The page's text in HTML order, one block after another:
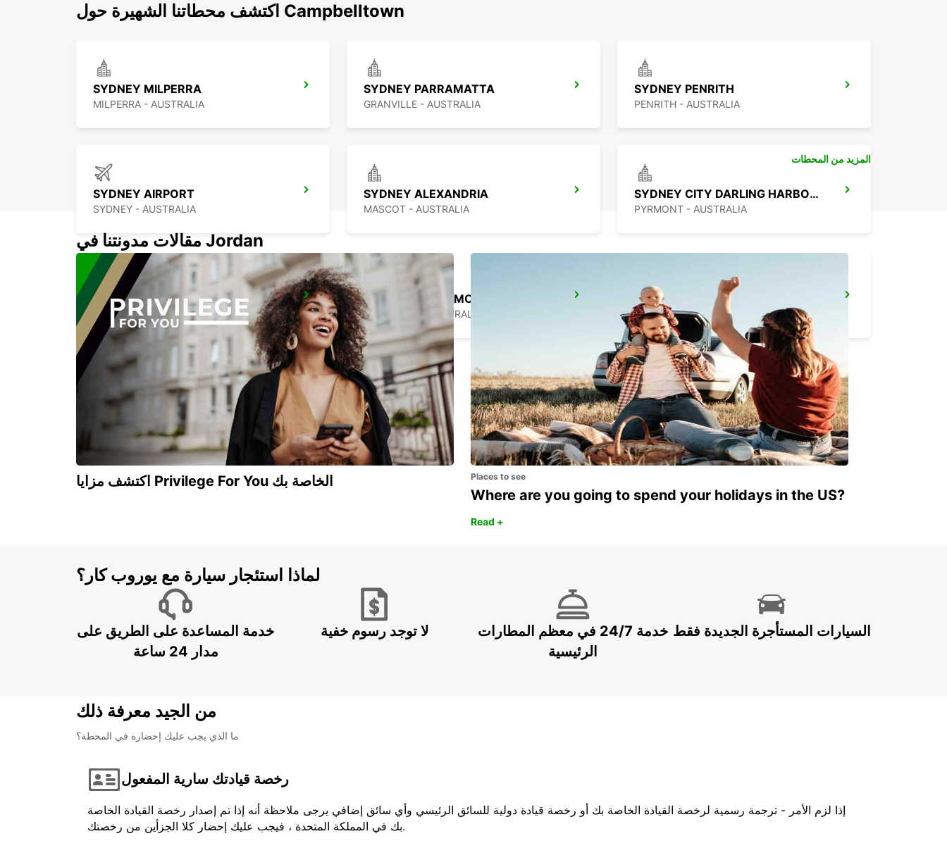
اكتشف محطاتنا الشهيرة حول Campbelltown
SYDNEY MILPERRA
MILPERRA - AUSTRALIA
SYDNEY PARRAMATTA
GRANVILLE - AUSTRALIA
SYDNEY PENRITH
PENRITH - AUSTRALIA
SYDNEY AIRPORT
SYDNEY - AUSTRALIA
SYDNEY ALEXANDRIA
MASCOT - AUSTRALIA
SYDNEY CITY DARLING HARBOUR
PYRMONT - AUSTRALIA
SYDNEY CITY
SYDNEY - AUSTRALIA
SYDNEY ARTARMON
ARTARMON - AUSTRALIA
WOLLONGONG
PORT KEMBLA - AUSTRALIA
المزيد من المحطات
مقالات مدونتنا في Jordan
اكتشف مزايا Privilege For You الخاصة بك Places to see
Where are you going to spend your holidays in the US?
Read +
لماذا استئجار سيارة مع يوروب كار؟
خدمة المساعدة على الطريق على
مدار 24 ساعة
لا توجد رسوم خفية
خدمة 24/7 في معظم المطارات
الرئيسية
السيارات المستأجرة الجديدة فقط
من الجيد معرفة ذلك
ما الذي يجب عليك إحضاره في المحطة؟
رخصة قيادتك سارية المفعول
إذا لزم الأمر - ترجمة رسمية لرخصة القيادة الخاصة بك أو رخصة قيادة دولية للسائق الرئيسي وأي سائق إضافي يرجى ملاحظة أنه إذا تم إصدار رخصة القيادة الخاصة
بك في المملكة المتحدة ، فيجب عليك إحضار كلا الجزأين من رخصتك.